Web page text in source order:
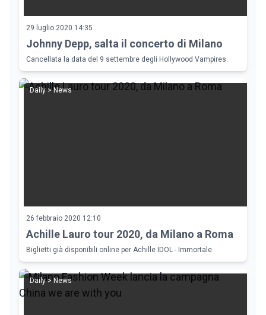
29 luglio 2020 14:35
Johnny Depp, salta il concerto di Milano
Cancellata la data del 9 settembre degli Hollywood Vampires.
Daily > News
26 febbraio 2020 12:10
Achille Lauro tour 2020, da Milano a Roma
Biglietti già disponibili online per Achille IDOL - Immortale.
Daily > News